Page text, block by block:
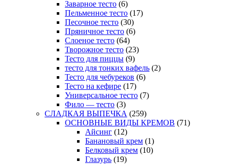
Заварное тесто (6)
Пельменное тесто (17)
Песочное тесто (30)
Пряничное тесто (6)
Слоеное тесто (64)
Творожное тесто (23)
Тесто для пиццы (9)
тесто для тонких вафель (2)
Тесто для чебуреков (6)
Тесто на кефире (17)
Универсальное тесто (7)
Фило — тесто (3)
СЛАДКАЯ ВЫПЕЧКА (259)
ОСНОВНЫЕ ВИДЫ КРЕМОВ (71)
Айсинг (12)
Банановый крем (1)
Белковый крем (10)
Глазурь (19)